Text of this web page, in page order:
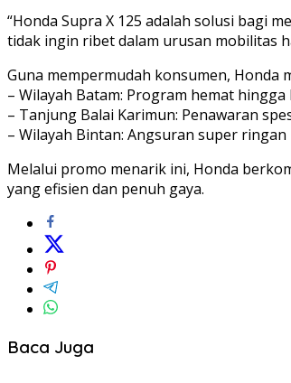
“Honda Supra X 125 adalah solusi bagi
tidak ingin ribet dalam urusan mobilitas
Guna mempermudah konsumen, Honda
– Wilayah Batam: Program hemat hingga
– Tanjung Balai Karimun: Penawaran
– Wilayah Bintan: Angsuran super
Melalui promo menarik ini, Honda
yang efisien dan penuh gaya.
Baca Juga